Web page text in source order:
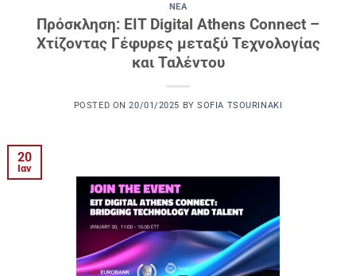
ΝΈΑ
Πρόσκληση: EIT Digital Athens Connect –
Χτίζοντας Γέφυρες μεταξύ Τεχνολογίας
και Ταλέντου
POSTED ON20/01/2025 BYSOFIA TSOURINAKI
20
Ιαν